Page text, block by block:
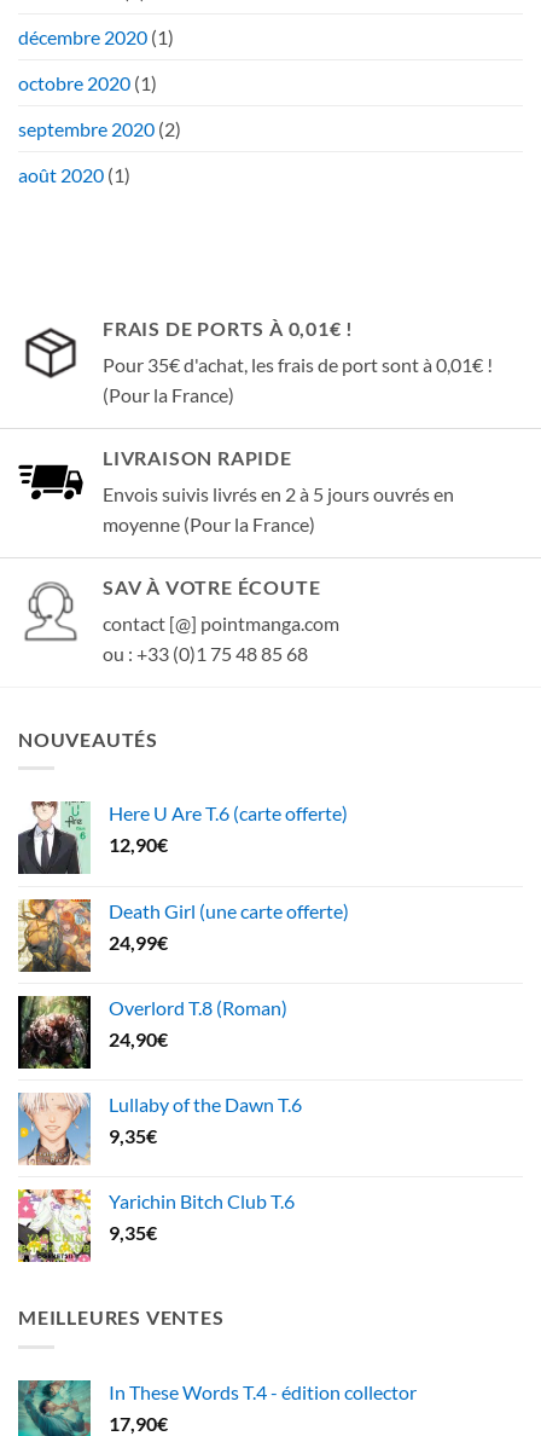
décembre 2020 (1)
octobre 2020 (1)
septembre 2020 (2)
août 2020 (1)
FRAIS DE PORTS À 0,01€ !
Pour 35€ d'achat, les frais de port sont à 0,01€ !
(Pour la France)
LIVRAISON RAPIDE
Envois suivis livrés en 2 à 5 jours ouvrés en
moyenne (Pour la France)
SAV À VOTRE ÉCOUTE
contact [@] pointmanga.com
ou : +33 (0)1 75 48 85 68
NOUVEAUTÉS
Here U Are T.6 (carte offerte)
12,90€
Death Girl (une carte offerte)
24,99€
Overlord T.8 (Roman)
24,90€
Lullaby of the Dawn T.6
9,35€
Yarichin Bitch Club T.6
9,35€
MEILLEURES VENTES
In These Words T.4 - édition collector
17,90€